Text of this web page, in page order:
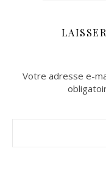
Votre adresse e-